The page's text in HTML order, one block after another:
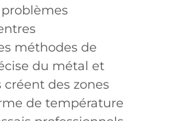
méthodes de
du métal et
des zones
de température